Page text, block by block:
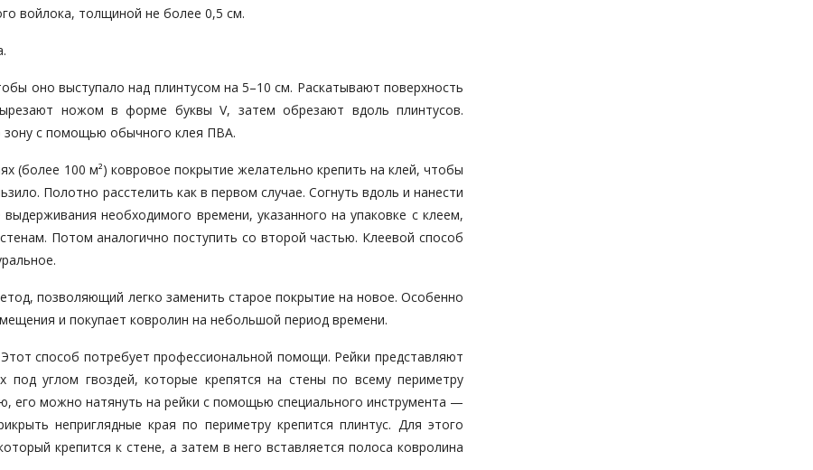
войлока, толщиной не более 0,5 см.
оно выступало над плинтусом на 5–10 см. Раскатывают поверхность
ножом в форме буквы V, затем обрезают вдоль плинтусов.
с помощью обычного клея ПВА.
(более 100 м²) ковровое покрытие желательно крепить на клей, чтобы
Полотно расстелить как в первом случае. Согнуть вдоль и нанести
необходимого времени, указанного на упаковке с клеем,
Потом аналогично поступить со второй частью. Клеевой способ
позволяющий легко заменить старое покрытие на новое. Особенно
и покупает ковролин на небольшой период времени.
способ потребует профессиональной помощи. Рейки представляют
углом гвоздей, которые крепятся на стены по всему периметру
его можно натянуть на рейки с помощью специального инструмента —
неприглядные края по периметру крепится плинтус. Для этого
крепится к стене, а затем в него вставляется полоса ковролина